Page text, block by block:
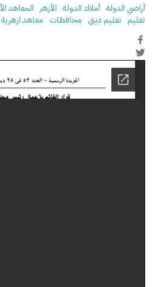
أراضي الدولة أملاك الدولة الأزهر المعاهد
تعليم تعليم ديني محافظات معاهد ازهرية